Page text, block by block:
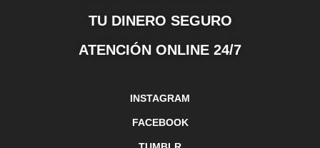
TU DINERO SEGURO
ATENCIÓN ONLINE 24/7
INSTAGRAM
FACEBOOK